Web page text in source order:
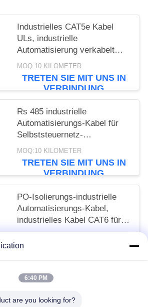
Industrielles CAT5e Kabel
ULs, industrielle
Automatisierung verkabelt
graue Jacke
MOQ:10 KILOMETER
TRETEN SIE MIT UNS IN
VERBINDUNG
Rs 485 industrielle
Automatisierungs-Kabel für
Selbststeuernetz-
Kommunikation des
Gebäudes
MOQ:10 KILOMETER
TRETEN SIE MIT UNS IN
VERBINDUNG
PO-Isolierungs-industrielle
Automatisierungs-Kabel,
industrielles Kabel CAT6 für
langes Leben
TRETEN SIE MIT UNS IN
VERBINDUNG
6:40 PM
are you looking for?